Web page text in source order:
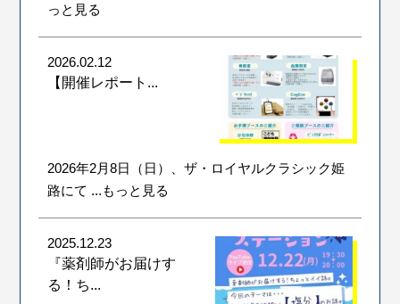
っと見る
2026.02.12
【開催レポート...
2026年2月8日（日）、ザ・ロイヤルクラシック姫
路にて ...もっと見る
2025.12.23
『薬剤師がお届けす
る！ち...